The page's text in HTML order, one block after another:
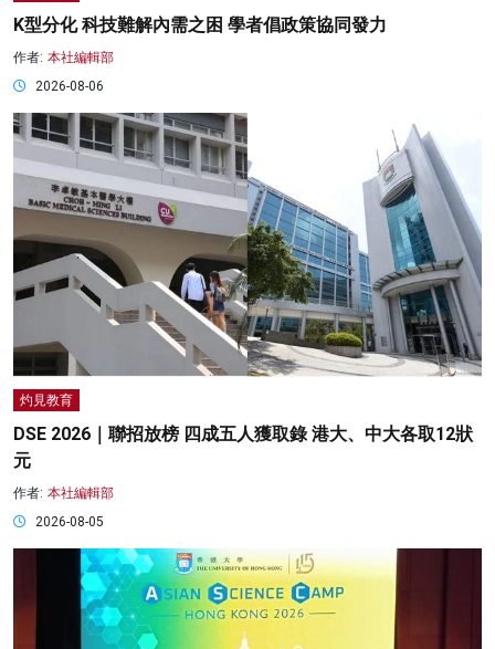
K型分化 科技難解內需之困 學者倡政策協同發力
作者: 本社編輯部
2026-08-06
灼見教育
DSE 2026｜聯招放榜 四成五人獲取錄 港大、中大各取12狀
元
作者: 本社編輯部
2026-08-05